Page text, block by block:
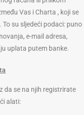
Vas i Charta , koji se
su sljedeći podaci: puno
e-mail adresa,
uplata putem banke.
da se na njih registrirate
alati: